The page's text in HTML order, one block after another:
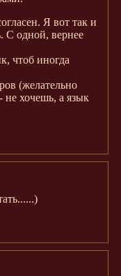
Я вот так и
С одной, вернее
чтоб иногда
(желательно
не хочешь, а язык